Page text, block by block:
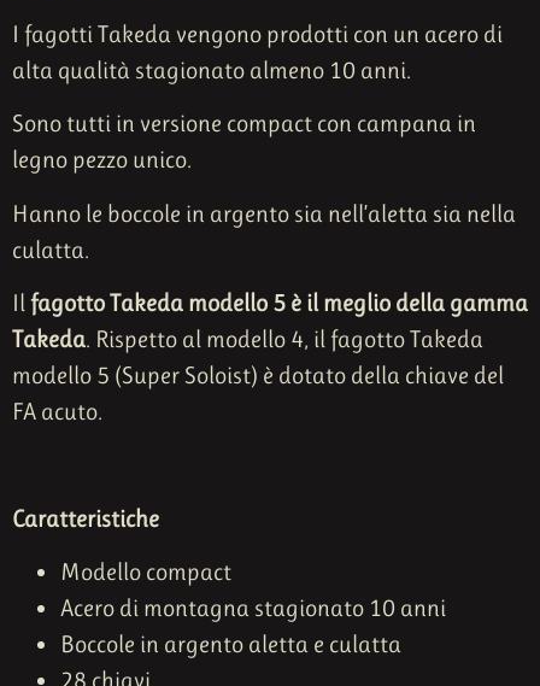
I fagotti Takeda vengono prodotti con un acero di
alta qualità stagionato almeno 10 anni.
Sono tutti in versione compact con campana in
legno pezzo unico.
Hanno le boccole in argento sia nell’aletta sia nella
culatta.
Ilfagotto Takeda modello 5 è il meglio della gamma
Takeda. Rispetto al modello 4, il fagotto Takeda
modello 5 (Super Soloist) è dotato della chiave del
FA acuto.
Caratteristiche
Modello compact
Acero di montagna stagionato 10 anni
Boccole in argento aletta e culatta